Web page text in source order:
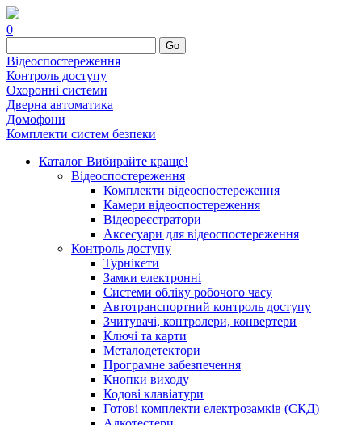
0
Go
Відеоспостереження
Контроль доступу
Охоронні системи
Дверна автоматика
Домофони
Комплекти систем безпеки
Каталог Вибирайте краще!
Відеоспостереження
Комплекти відеоспостереження
Камери відеоспостереження
Відеореєстратори
Аксесуари для відеоспостереження
Контроль доступу
Турнікети
Замки електронні
Системи обліку робочого часу
Автотранспортний контроль доступу
Зчитувачі, контролери, конвертери
Ключі та карти
Металодетектори
Програмне забезпечення
Кнопки виходу
Кодові клавіатури
Готові комплекти електрозамків (СКД)